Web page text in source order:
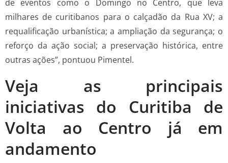
de eventos como o Domingo no Centro, que leva
milhares de curitibanos para o calçadão da Rua XV; a
requalificação urbanística; a ampliação da segurança; o
reforço da ação social; a preservação histórica, entre
outras ações”, pontuou Pimentel.
Veja as principais
iniciativas do Curitiba de
Volta ao Centro já em
andamento